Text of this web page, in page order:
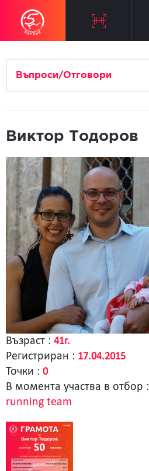
Въпроси/Отговори
Виктор Тодоров
Възраст : 41г.
Регистриран : 17.04.2015
Точки : 0
В момента участва в отбор :
running team